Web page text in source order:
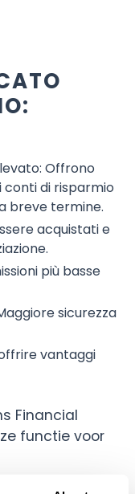
Offrono
di risparmio
breve termine.
acquistati e
più basse
sicurezza
vantaggi
Financial
functie voor